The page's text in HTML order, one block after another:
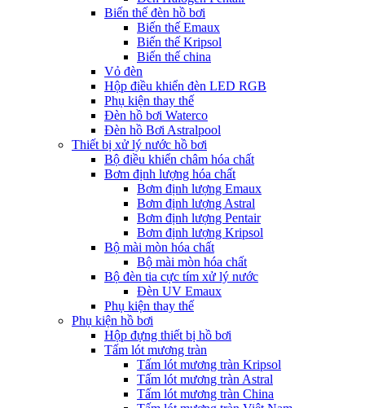
Biến thế đèn hồ bơi
Biến thế Emaux
Biến thế Kripsol
Biến thế china
Vỏ đèn
Hộp điều khiển đèn LED RGB
Phụ kiện thay thế
Đèn hồ bơi Waterco
Đèn hồ Bơi Astralpool
Thiết bị xử lý nước hồ bơi
Bộ điều khiển châm hóa chất
Bơm định lượng hóa chất
Bơm định lượng Emaux
Bơm định lượng Astral
Bơm định lượng Pentair
Bơm định lượng Kripsol
Bộ mài mòn hóa chất
Bộ mài mòn hóa chất
Bộ đèn tia cực tím xử lý nước
Đèn UV Emaux
Phụ kiện thay thế
Phụ kiện hồ bơi
Hộp đựng thiết bị hồ bơi
Tấm lót mương tràn
Tấm lót mương tràn Kripsol
Tấm lót mương tràn Astral
Tấm lót mương tràn China